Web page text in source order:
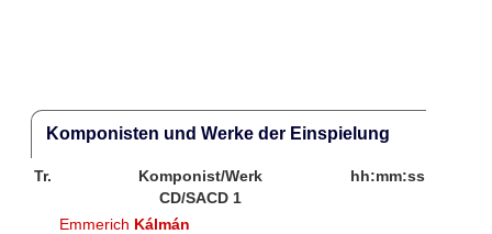
Komponisten und Werke der Einspielung
Tr. Komponist/Werk
hh:mm:ss
CD/SACD 1
Emmerich Kálmán